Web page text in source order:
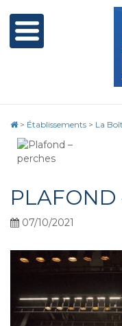
> Établissements > La
PLAFOND
07/10/2021